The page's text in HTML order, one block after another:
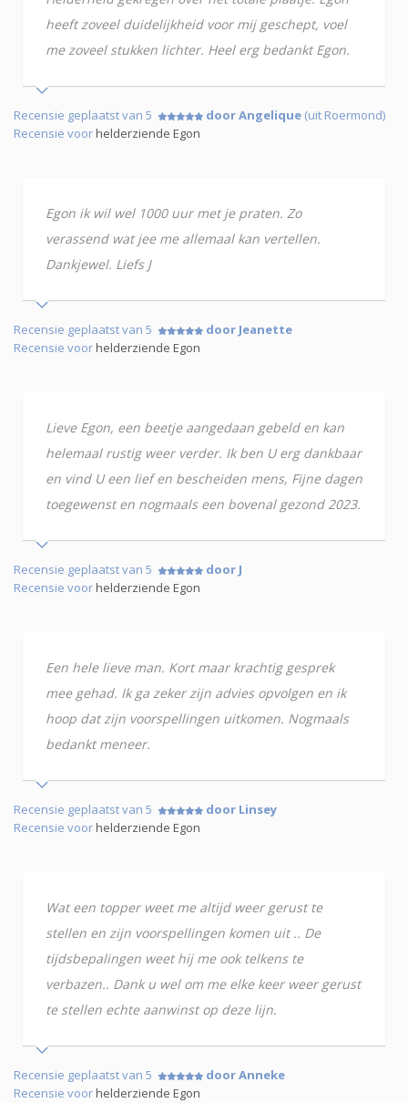
heeft zoveel duidelijkheid voor mij geschept, voel
me zoveel stukken lichter. Heel erg bedankt Egon.
Recensie geplaatst van 5 door Angelique (uit Roermond)
Recensie voorhelderziende Egon
Egon ik wil wel 1000 uur met je praten. Zo
verassend wat jee me allemaal kan vertellen.
Dankjewel. Liefs J
Recensie geplaatst van 5
door Jeanette
Recensie voorhelderziende Egon
Lieve Egon, een beetje aangedaan gebeld en kan
helemaal rustig weer verder. Ik ben U erg dankbaar
en vind U een lief en bescheiden mens, Fijne dagen
toegewenst en nogmaals een bovenal gezond 2023.
Recensie geplaatst van 5
door J
Recensie voorhelderziende Egon
Een hele lieve man. Kort maar krachtig gesprek
mee gehad. Ik ga zeker zijn advies opvolgen en ik
hoop dat zijn voorspellingen uitkomen. Nogmaals
bedankt meneer.
Recensie geplaatst van 5
door Linsey
Recensie voorhelderziende Egon
Wat een topper weet me altijd weer gerust te
stellen en zijn voorspellingen komen uit .. De
tijdsbepalingen weet hij me ook telkens te
verbazen.. Dank u wel om me elke keer weer gerust
te stellen echte aanwinst op deze lijn.
Recensie geplaatst van 5
door Anneke
Recensie voorhelderziende Egon